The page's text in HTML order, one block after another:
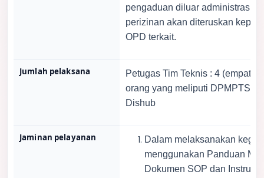
pengaduan diluar administrasi
perizinan akan diteruskan
OPD terkait.
Jumlah pelaksana
Petugas Tim Teknis : 4 (empat)
orang yang meliputi DPMPTSP
Dishub
Jaminan pelayanan
Dalam melaksanakan
menggunakan Panduan
Dokumen SOP dan Instruksi